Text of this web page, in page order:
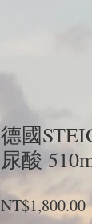
德國
尿酸
NT$1,800.00